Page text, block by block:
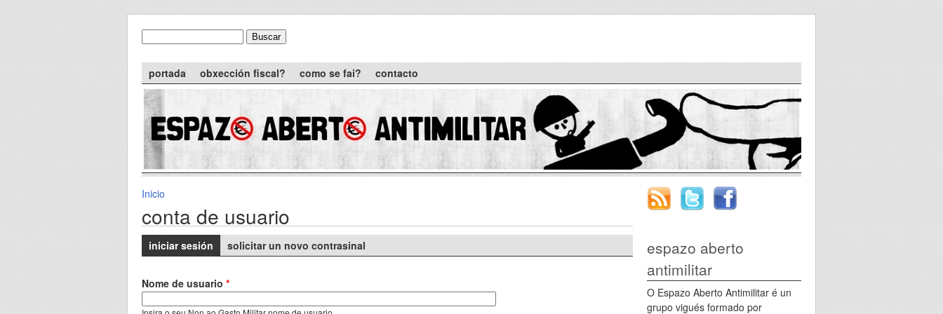
Skip to main content
formulario de busca
Main menu
portada obxección fiscal? como se fai? contacto
You are here
Inicio
conta de usuario
Primary tabs
iniciar sesión(active tab)
solicitar un novo contrasinal
Nome de usuario *
espazo aberto
antimilitar
O Espazo Aberto Antimilitar é un
grupo vigués formado por